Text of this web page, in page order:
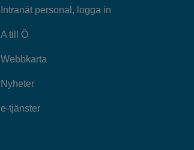
Intranät personal, logga in Länk till annan
A till Ö
Webbkarta
Nyheter
e-tjänsterLänk till annan webbplats, öppnas i